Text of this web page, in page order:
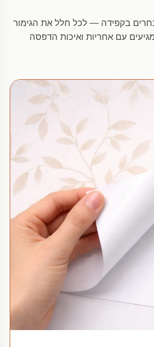
בקפידה — לכל חלל את הגימור
עם אחריות ואיכות הדפסה